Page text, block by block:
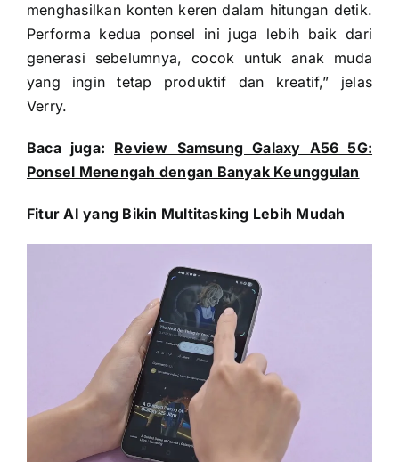
menghasilkan konten keren dalam hitungan detik.
Performa kedua ponsel ini juga lebih baik dari
generasi sebelumnya, cocok untuk anak muda
yang ingin tetap produktif dan kreatif,” jelas
Verry.
Baca juga: Review Samsung Galaxy A56 5G:
Ponsel Menengah dengan Banyak Keunggulan
Fitur AI yang Bikin Multitasking Lebih Mudah